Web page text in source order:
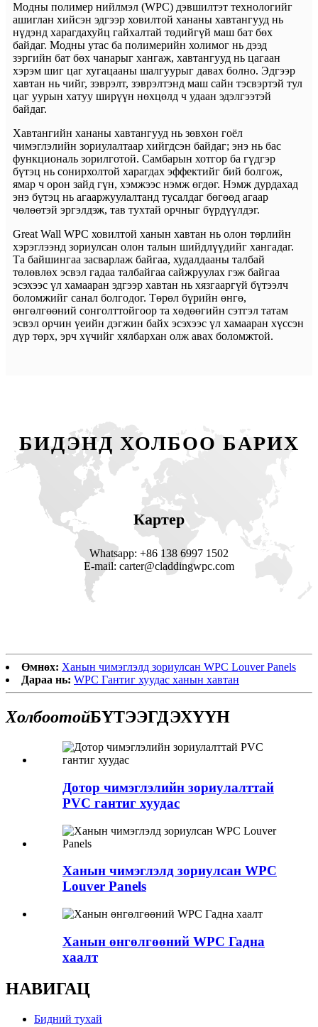
Модны полимер нийлмэл (WPC) дэвшилтэт технологийг
ашиглан хийсэн эдгээр ховилтой хананы хавтангууд нь
нүдэнд харагдахуйц гайхалтай төдийгүй маш бат бөх
байдаг. Модны утас ба полимерийн холимог нь дээд
зэргийн бат бөх чанарыг хангаж, хавтангууд нь цагаан
хэрэм шиг цаг хугацааны шалгуурыг давах болно. Эдгээр
хавтан нь чийг, зэврэлт, зэврэлтэнд маш сайн тэсвэртэй тул
цаг уурын хатуу ширүүн нөхцөлд ч удаан эдэлгээтэй
байдаг.
Хавтангийн хананы хавтангууд нь зөвхөн гоёл
чимэглэлийн зориулалтаар хийгдсэн байдаг; энэ нь бас
функциональ зорилготой. Самбарын хотгор ба гүдгэр
бүтэц нь сонирхолтой харагдах эффектийг бий болгож,
ямар ч орон зайд гүн, хэмжээс нэмж өгдөг. Нэмж дурдахад
энэ бүтэц нь агааржуулалтанд тусалдаг бөгөөд агаар
чөлөөтэй эргэлдэж, тав тухтай орчныг бүрдүүлдэг.
Great Wall WPC ховилтой ханын хавтан нь олон төрлийн
хэрэглээнд зориулсан олон талын шийдлүүдийг хангадаг.
Та байшингаа засварлаж байгаа, худалдааны талбай
төлөвлөх эсвэл гадаа талбайгаа сайжруулах гэж байгаа
эсэхээс үл хамааран эдгээр хавтан нь хязгааргүй бүтээлч
боломжийг санал болгодог. Төрөл бүрийн өнгө,
өнгөлгөөний сонголттойгоор та хөдөөгийн сэтгэл татам
эсвэл орчин үеийн дэгжин байх эсэхээс үл хамааран хүссэн
дүр төрх, эрч хүчийг хялбархан олж авах боломжтой.
БИДЭНД ХОЛБОО БАРИХ
Картер
Whatsapp: +86 138 6997 1502
E-mail: carter@claddingwpc.com
Өмнөх: Ханын чимэглэлд зориулсан WPC Louver Panels
Дараа нь: WPC Гантиг хуудас ханын хавтан
ХолбоотойБҮТЭЭГДЭХҮҮН
Дотор чимэглэлийн зориулалттай
PVC гантиг хуудас
Ханын чимэглэлд зориулсан WPC
Louver Panels
Ханын өнгөлгөөний WPC Гадна
хаалт
НАВИГАЦ
Бидний тухай